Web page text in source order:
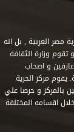
مصر العربية , بل انه
وزارة الثقافة
و اصحاب
يقوم مركز الحرية
بالمركز و حرصا علي
اقسامه المختلفة